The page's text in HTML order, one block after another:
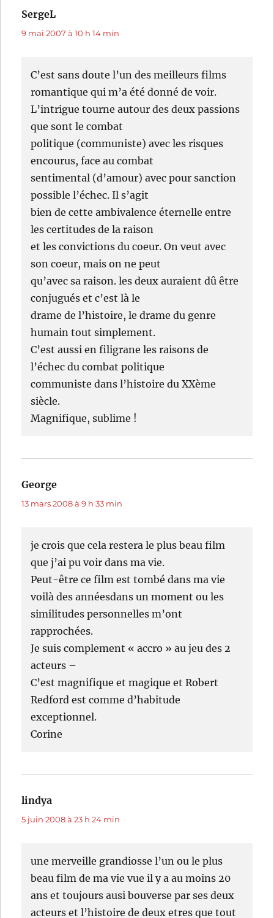
SergeL
9 mai 2007 à 10 h 14 min
C’est sans doute l’un des meilleurs films
romantique qui m’a été donné de voir.
L’intrigue tourne autour des deux passions
que sont le combat
politique (communiste) avec les risques
encourus, face au combat
sentimental (d’amour) avec pour sanction
possible l’échec. Il s’agit
bien de cette ambivalence éternelle entre
les certitudes de la raison
et les convictions du coeur. On veut avec
son coeur, mais on ne peut
qu’avec sa raison. les deux auraient dû être
conjugués et c’est là le
drame de l’histoire, le drame du genre
humain tout simplement.
C’est aussi en filigrane les raisons de
l’échec du combat politique
communiste dans l’histoire du XXème
siècle.
Magnifique, sublime !
George
13 mars 2008 à 9 h 33 min
je crois que cela restera le plus beau film
que j’ai pu voir dans ma vie.
Peut-être ce film est tombé dans ma vie
voilà des annéesdans un moment ou les
similitudes personnelles m’ont
rapprochées.
Je suis complement « accro » au jeu des 2
acteurs –
C’est magnifique et magique et Robert
Redford est comme d’habitude
exceptionnel.
Corine
lindya
5 juin 2008 à 23 h 24 min
une merveille grandiosse l’un ou le plus
beau film de ma vie vue il y a au moins 20
ans et toujours ausi bouverse par ses deux
acteurs et l’histoire de deux etres que tout